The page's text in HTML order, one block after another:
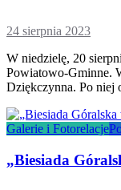
24 sierpnia 2023
W niedzielę, 20
Powiatowo-Gminne.
Dziękczynna. Po niej
Galerie i Fotorelacje
„Biesiada